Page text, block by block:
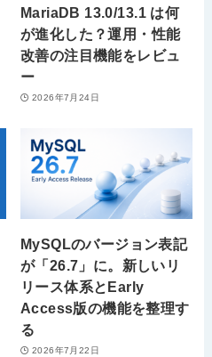
MariaDB 13.0/13.1 は何
が進化した？運用・性能
改善の注目機能をレビュ
ー
2026年7月24日
MySQLのバージョン表記
が「26.7」に。新しいリ
リース体系とEarly
Access版の機能を整理す
る
2026年7月22日